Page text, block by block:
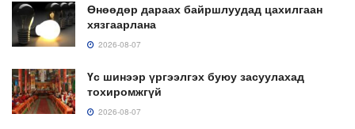
Өнөөдөр дараах байршлуудад цахилгаан
хязгаарлана
2026-08-07
Үс шинээр үргээлгэх буюу засуулахад
тохиромжгүй
2026-08-07